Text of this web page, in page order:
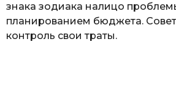
знака зодиака налицо
планированием бюджета.
контроль свои траты.